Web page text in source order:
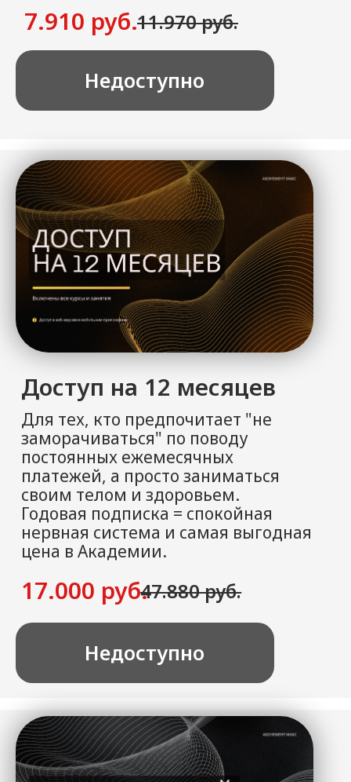
МАБС®
ИП Оларь С.И.
ОГРНИП 311430715200031
ИНН 434000204435
г. Екатеринбург,
ул. Чайковского, дом 68
Публичная офферта
защищены.